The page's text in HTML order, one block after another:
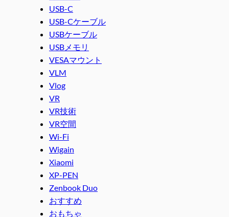
USB-C
USB-Cケーブル
USBケーブル
USBメモリ
VESAマウント
VLM
Vlog
VR
VR技術
VR空間
Wi-Fi
Wigain
Xiaomi
XP-PEN
Zenbook Duo
おすすめ
おもちゃ